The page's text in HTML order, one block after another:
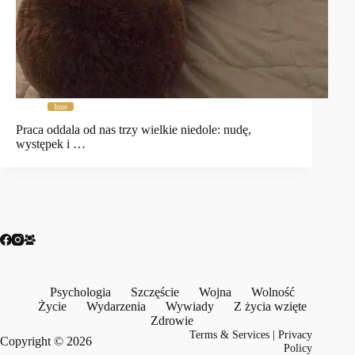
Inne
Praca oddala od nas trzy wielkie niedole: nudę,
występek i …
Psychologia Szczęście Wojna
Wolność
Życie
Wydarzenia Wywiady
Z życia wzięte
Zdrowie
Copyright © 2026
Terms & Services |Privacy
Policy